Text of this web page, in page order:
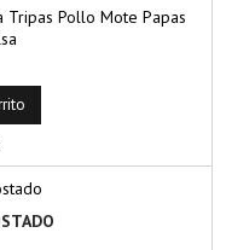
Tripas Pollo Mote Papas